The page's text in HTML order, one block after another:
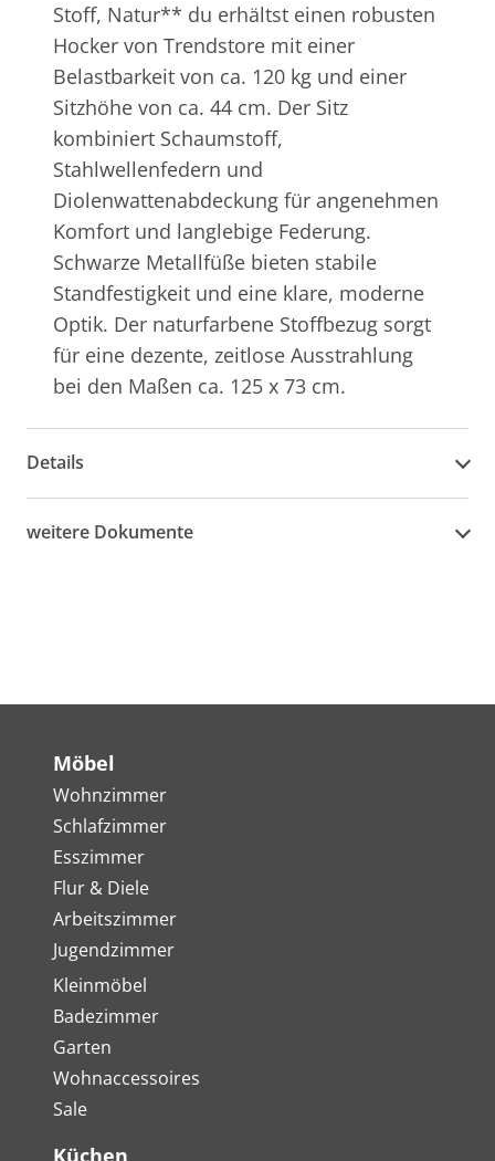
Stoff, Natur** du erhältst einen robusten
Hocker von Trendstore mit einer
Belastbarkeit von ca. 120 kg und einer
Sitzhöhe von ca. 44 cm. Der Sitz
kombiniert Schaumstoff,
Stahlwellenfedern und
Diolenwattenabdeckung für angenehmen
Komfort und langlebige Federung.
Schwarze Metallfüße bieten stabile
Standfestigkeit und eine klare, moderne
Optik. Der naturfarbene Stoffbezug sorgt
für eine dezente, zeitlose Ausstrahlung
bei den Maßen ca. 125 x 73 cm.
Details
weitere Dokumente
Möbel
Wohnzimmer
Schlafzimmer
Esszimmer
Flur & Diele
Arbeitszimmer
Jugendzimmer
Kleinmöbel
Badezimmer
Garten
Wohnaccessoires
Sale
Küchen